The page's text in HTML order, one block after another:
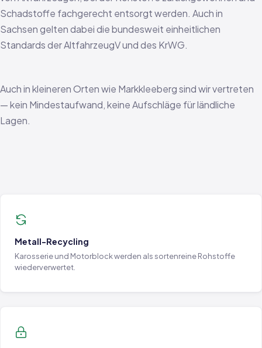
Schadstoffe fachgerecht entsorgt werden. Auch in
Sachsen gelten dabei die bundesweit einheitlichen
Standards der AltfahrzeugV und des KrWG.
Auch in kleineren Orten wie Markkleeberg sind wir vertreten
— kein Mindestaufwand, keine Aufschläge für ländliche
Lagen.
Metall-Recycling
Karosserie und Motorblock werden als sortenreine Rohstoffe
wiederverwertet.